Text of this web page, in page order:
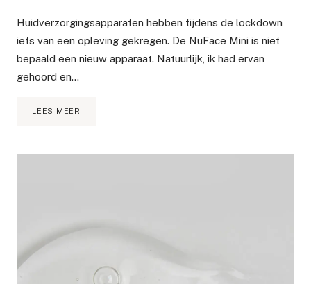
Huidverzorgingsapparaten hebben tijdens de lockdown
iets van een opleving gekregen. De NuFace Mini is niet
bepaald een nieuw apparaat. Natuurlijk, ik had ervan
gehoord en…
LEES MEER